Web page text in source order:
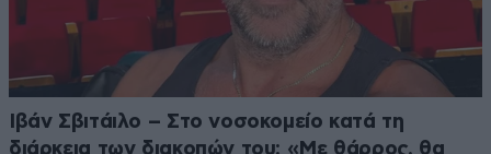
Ιβάν Σβιτάιλο – Στο νοσοκομείο κατά τη
διάρκεια των διακοπών του: «Με θάρρος, θα